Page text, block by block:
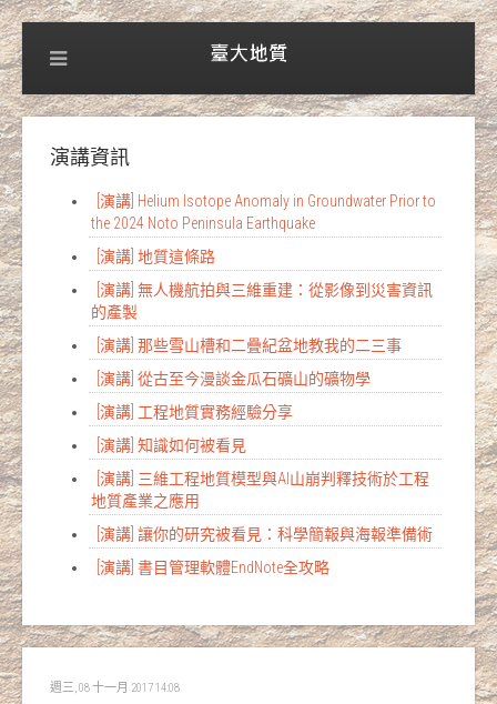
演講資訊
[演講] Helium Isotope Anomaly in Groundwater Prior to
the 2024 Noto Peninsula Earthquake
[演講] 地質這條路
[演講] 無人機航拍與三維重建：從影像到災害資訊
的產製
[演講] 那些雪山槽和二疊紀盆地教我的二三事
[演講] 從古至今漫談金瓜石礦山的礦物學
[演講] 工程地質實務經驗分享
[演講] 知識如何被看見
[演講] 三維工程地質模型與AI山崩判釋技術於工程
地質產業之應用
[演講] 讓你的研究被看見：科學簡報與海報準備術
[演講] 書目管理軟體EndNote全攻略
週三, 08 十一月 2017 14:08